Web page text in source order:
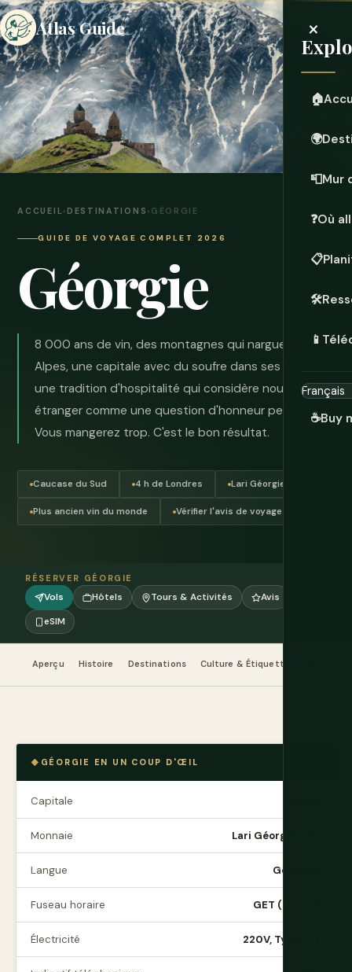
Atlas Guide ×
🏠
🌍
📮Mur
❓Où
📋
🛠️
📱
☕Buy
ACCUEIL›DESTINATIONS › GÉORGIE
GUIDE DE VOYAGE COMPLET 2026
Géorgie
8 000 ans de vin, des montagnes qui narguent les
Alpes, une capitale avec du soufre dans ses rues, et
une tradition d'hospitalité qui considère nourrir un
étranger comme une question d'honneur personnel.
Vous mangerez trop. C'est le bon résultat.
Caucase du Sud 4 h de Londres Lari Géorgien (₾)
Plus ancien vin du monde Vérifier l'avis de voyage
RÉSERVER GÉORGIE
Vols Hôtels Tours & Activités
Avis
eSIM
Aperçu Histoire Destinations Culture & Étiquette
GÉORGIE EN UN COUP D'ŒIL
Capitale
Monnaie Lari Géorgien (₾)
Langue Géorgien
Fuseau horaire GET (UTC+4)
Électricité 220V, Type C/F